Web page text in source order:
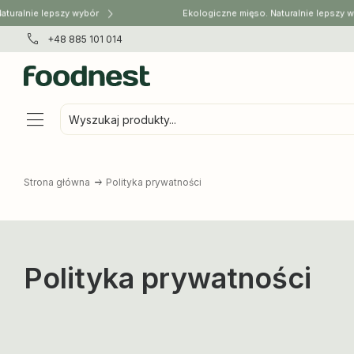
lepszy wybór Ekologiczne mięso. Naturalnie lepszy
+48 885 101 014
Wyszukaj produkty...
Strona główna Polityka prywatności
Polityka prywatności